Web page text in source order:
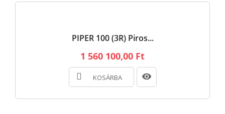
PIPER 100 (3R) Piros...
1 560 100,00 Ft
KOSÁRBA